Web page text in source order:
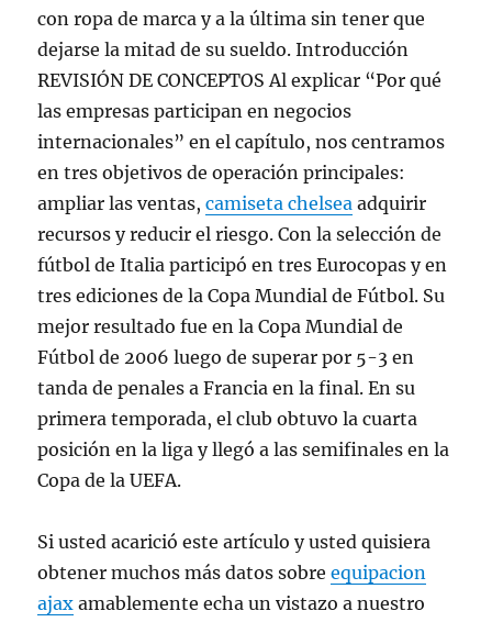
con ropa de marca y a la última sin tener que
dejarse la mitad de su sueldo. Introducción
REVISIÓN DE CONCEPTOS Al explicar “Por qué
las empresas participan en negocios
internacionales” en el capítulo, nos centramos
en tres objetivos de operación principales:
ampliar las ventas,camiseta chelsea adquirir
recursos y reducir el riesgo. Con la selección de
fútbol de Italia participó en tres Eurocopas y en
tres ediciones de la Copa Mundial de Fútbol. Su
mejor resultado fue en la Copa Mundial de
Fútbol de 2006 luego de superar por 5-3 en
tanda de penales a Francia en la final. En su
primera temporada, el club obtuvo la cuarta
posición en la liga y llegó a las semifinales en la
Copa de la UEFA.
Si usted acarició este artículo y usted quisiera
obtener muchos más datos sobreequipacion
ajax amablemente echa un vistazo a nuestro